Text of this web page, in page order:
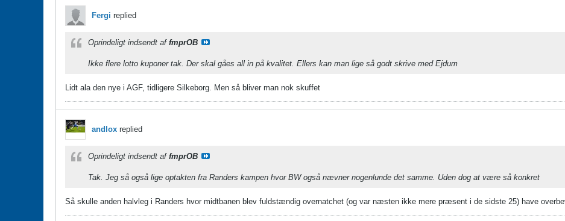
Fergi replied
Oprindeligt indsendt af fmprOB
Ikke flere lotto kuponer tak. Der skal gåes all in på kvalitet. Ellers kan man lige så godt skrive med Ejdum
Lidt ala den nye i AGF, tidligere Silkeborg. Men så bliver man nok skuffet
andlox replied
Oprindeligt indsendt af fmprOB
Tak. Jeg så også lige optakten fra Randers kampen hvor BW også nævner nogenlunde det samme. Uden dog at være så konkret
Så skulle anden halvleg i Randers hvor midtbanen blev fuldstændig overnatchet (og var næsten ikke mere præsent i de sidste 25) have